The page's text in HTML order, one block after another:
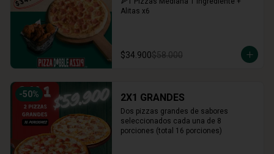
Alitas x6
$34.900$58.000
-50% 2X1 GRANDES
Dos pizzas grandes de sabores
seleccionados cada una de 8
porciones (total 16 porciones)